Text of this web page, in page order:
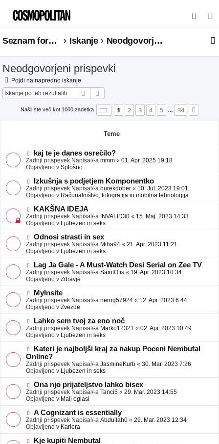
s
a
Seznam forumov Iskanje Neodgovorjeni prispevki
Neodgovorjeni prispevki
Pojdi na napredno iskanje
Iskanje
Našli ste več kot 1000 zadetka Stran 1od34
1 2 3 4 5 … 34
Teme
N
o
v
e
o
b
j
a
v
e
kaj te je danes osrečilo?
Zadnji prispevek Napisal/-a mmm « 01. Apr. 2025 19:18
Objavljeno v Splošno
N
o
v
e
o
b
j
a
v
e
Izkušnja s podjetjem Komponentko
Zadnji prispevek Napisal/-a burekdober « 10. Jul. 2023 19:01
Objavljeno v Računalništvo, fotografija in mobilna tehnologija
N
o
v
e
o
b
j
a
v
e
KAKŠNA IDEJA
Zadnji prispevek Napisal/-a INVALID30 « 15. Maj. 2023 14:33
Objavljeno v Ljubezen in seks
N
o
v
e
o
b
j
a
v
e
Odnosi strasti in sex
Zadnji prispevek Napisal/-a Miha94 « 21. Apr. 2023 11:21
Objavljeno v Ljubezen in seks
N
o
v
e
o
b
j
a
v
e
Lag Ja Gale - A Must-Watch Desi Serial on Zee TV
Zadnji prispevek Napisal/-a SaintOtis « 19. Apr. 2023 10:34
Objavljeno v Zdravje
N
o
v
e
o
b
j
a
v
e
MyInsite
Zadnji prispevek Napisal/-a nerog57924 « 12. Apr. 2023 6:44
Objavljeno v Zvezde
N
o
v
e
o
b
j
a
v
e
Lahko sem tvoj za eno noč
Zadnji prispevek Napisal/-a Marko12321 « 02. Apr. 2023 10:49
Objavljeno v Ljubezen in seks
N
o
v
e
o
b
j
a
v
Kateri je najboljši kraj za nakup Poceni Nembutal
Online?
Zadnji prispevek Napisal/-a JasmineKurb « 30. Mar. 2023 7:26
Objavljeno v Ljubezen in seks
N
o
v
e
o
b
j
a
v
Ona njo prijateljstvo lahko bisex
Zadnji prispevek Napisal/-a Tanci5 « 29. Mar. 2023 14:55
Objavljeno v Mali oglasi
N
o
v
e
o
A Cognizant is essentially
Zadnji prispevek Napisal/-a Abdullah0 « 29. Mar. 2023 12:34
Objavljeno v Kariera
NKje kupiti Nembutal